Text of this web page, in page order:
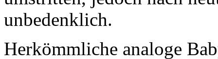
unbedenklich.
Herkömmliche analoge